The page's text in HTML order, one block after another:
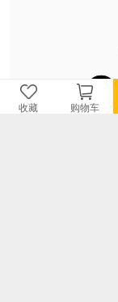
收藏 购物车